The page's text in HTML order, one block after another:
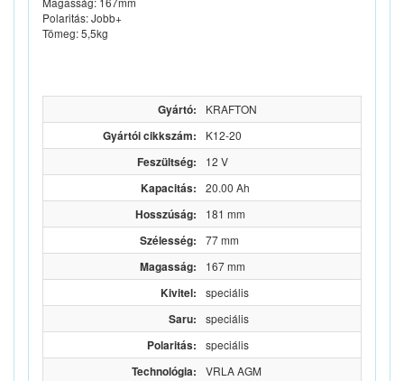
Polaritás: Jobb+
Tömeg: 5,5kg
Gyártó: KRAFTON
Gyártói cikkszám: K12-20
Feszültség: 12 V
Kapacitás: 20.00 Ah
Hosszúság: 181 mm
Szélesség: 77 mm
Magasság: 167 mm
Kivitel: speciális
Saru: speciális
Polaritás: speciális
Technológia: VRLA AGM